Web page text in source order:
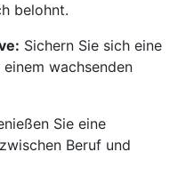
belohnt.
Sichern Sie sich eine
wachsenden
Sie eine
Beruf und